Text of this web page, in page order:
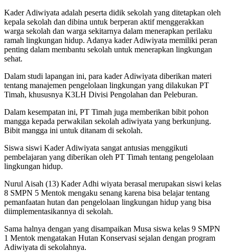
Kader Adiwiyata adalah peserta didik sekolah yang ditetapkan oleh
kepala sekolah dan dibina untuk berperan aktif menggerakkan
warga sekolah dan warga sekitarnya dalam menerapkan perilaku
ramah lingkungan hidup. Adanya kader Adiwiyata memiliki peran
penting dalam membantu sekolah untuk menerapkan lingkungan
sehat.
Dalam studi lapangan ini, para kader Adiwiyata diberikan materi
tentang manajemen pengelolaan lingkungan yang dilakukan PT
Timah, khususnya K3LH Divisi Pengolahan dan Peleburan.
Dalam kesempatan ini, PT Timah juga memberikan bibit pohon
mangga kepada perwakilan sekolah adiwiyata yang berkunjung.
Bibit mangga ini untuk ditanam di sekolah.
Siswa siswi Kader Adiwiyata sangat antusias menggikuti
pembelajaran yang diberikan oleh PT Timah tentang pengelolaan
lingkungan hidup.
Nurul Aisah (13) Kader Adhi wiyata berasal merupakan siswi kelas
8 SMPN 5 Mentok mengaku senang karena bisa belajar tentang
pemanfaatan hutan dan pengelolaan lingkungan hidup yang bisa
diimplementasikannya di sekolah.
Sama halnya dengan yang disampaikan Musa siswa kelas 9 SMPN
1 Mentok mengatakan Hutan Konservasi sejalan dengan program
Adiwiyata di sekolahnya.